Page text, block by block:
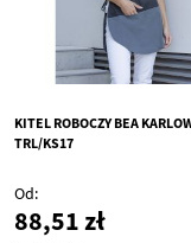
KITEL ROBOCZY BEA
TRL/KS17
Od
88,51 zł